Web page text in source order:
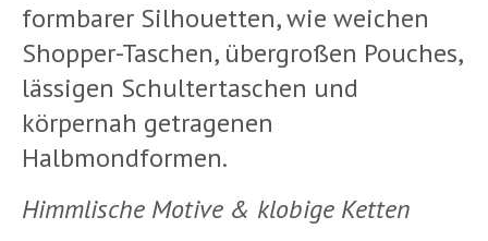
formbarer Silhouetten, wie weichen
Shopper-Taschen, übergroßen Pouches,
lässigen Schultertaschen und
körpernah getragenen
Halbmondformen.
Himmlische Motive & klobige Ketten